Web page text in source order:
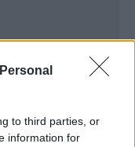
to third parties, or
information for